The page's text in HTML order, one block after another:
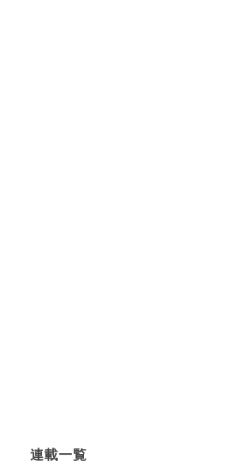
連載一覧